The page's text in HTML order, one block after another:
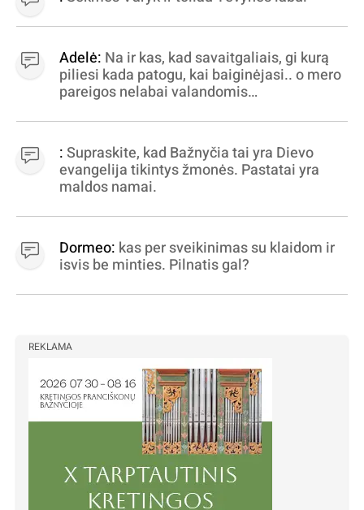
Adelė: Na ir kas, kad savaitgaliais, gi kurą
piliesi kada patogu, kai baiginėjasi.. o mero
pareigos nelabai valandomis
virpinimas, ieškokit kur milijonus vagia
dujininkai, elektros aferistai, stadionų
statytojai Vilnuje
:Supraskite, kad Bažnyčia tai yra Dievo
evangelija tikintys žmonės. Pastatai yra
maldos namai.
Dormeo: kas per sveikinimas su klaidom ir
isvis be minties. Pilnatis gal?
REKLAMA